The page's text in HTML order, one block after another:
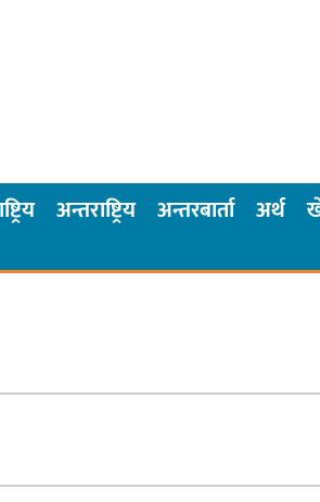
अन्तराष्ट्रिय अन्तरबार्ता अर्थ